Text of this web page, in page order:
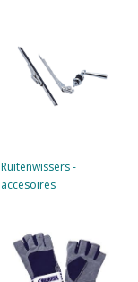
Ruitenwissers -
accesoires